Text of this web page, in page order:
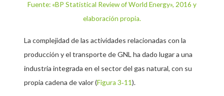
Fuente: «BP Statistical Review of World Energy», 2016 y
elaboración propia.
La complejidad de las actividades relacionadas con la
producción y el transporte de GNL ha dado lugar a una
industria integrada en el sector del gas natural, con su
propia cadena de valor (Figura 3‑11).